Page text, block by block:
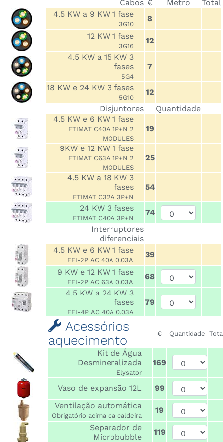
Cabos € Metro
Total
4.5 KW a 9 KW 1 fase
3G10
8
12 KW 1 fase
3G16
12
4.5 KW a 15 KW 3
fases
5G4
7
18 KW e 24 KW 3 fases
5G10
12
Disjuntores
Quantidade
4.5 KW e 6 KW 1 fase
ETIMAT C40A 1P+N 2
MODULES
19
9KW e 12 KW 1 fase
ETIMAT C63A 1P+N 2
MODULES
25
4.5 KW a 18 KW 3
fases
ETIMAT C32A 3P+N
54
24 KW 3 fases
ETIMAT C40A 3P+N
74
Interruptores
diferenciais
4.5 KW e 6 KW 1 fase
EFI-2P AC 40A 0.03A
39
9 KW e 12 KW 1 fase
EFI-2P AC 63A 0.03A
68
4.5 KW a 24 KW 3
fases
EFI-4P AC 40A 0.03A
79
Acessórios
aquecimento
€ Quantidade
Kit de Água
Desmineralizada
Elysator
169
Vaso de expansão 12L
99
Ventilação automática
Obrigatório acima da caldeira
19
Separador de
Microbubble
119